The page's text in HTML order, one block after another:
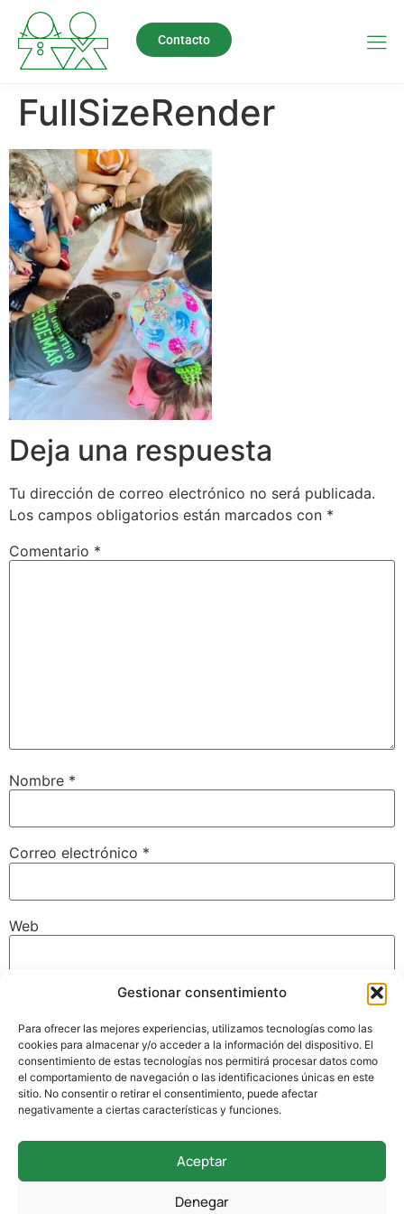
Gestionar consentimiento
Para ofrecer las mejores experiencias, utilizamos tecnologías como las
cookies para almacenar y/o acceder a la información del dispositivo. El
consentimiento de estas tecnologías nos permitirá procesar datos como
el comportamiento de navegación o las identificaciones únicas en este
sitio. No consentir o retirar el consentimiento, puede afectar
negativamente a ciertas características y funciones.
Aceptar
Denegar
Contacto
FullSizeRender
Deja una respuesta
Tu dirección de correo electrónico no será publicada.
Los campos obligatorios están marcados con *
Comentario *
Nombre *
Correo electrónico *
Web
navegador para la próxima vez que comente.